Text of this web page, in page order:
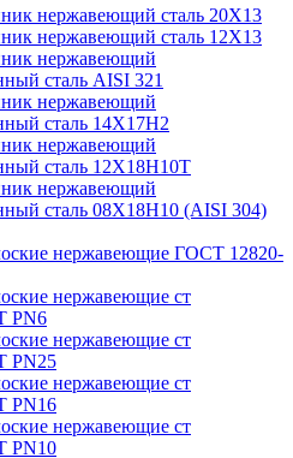
нержавеющий сталь 20Х13
нержавеющий сталь 12Х13
нержавеющий
сталь AISI 321
нержавеющий
сталь 14Х17Н2
нержавеющий
сталь 12Х18Н10Т
нержавеющий
сталь 08Х18Н10 (AISI 304)
нержавеющие ГОСТ 12820-
нержавеющие ст
PN6
нержавеющие ст
PN25
нержавеющие ст
PN16
нержавеющие ст
PN10